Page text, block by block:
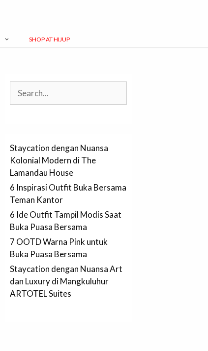
SHOP AT HIJUP
Staycation dengan Nuansa
Kolonial Modern di The
Lamandau House
6 Inspirasi Outfit Buka Bersama
Teman Kantor
6 Ide Outfit Tampil Modis Saat
Buka Puasa Bersama
7 OOTD Warna Pink untuk
Buka Puasa Bersama
Staycation dengan Nuansa Art
dan Luxury di Mangkuluhur
ARTOTEL Suites